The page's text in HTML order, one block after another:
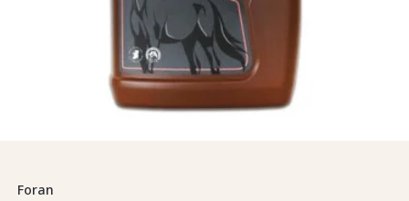
Foran